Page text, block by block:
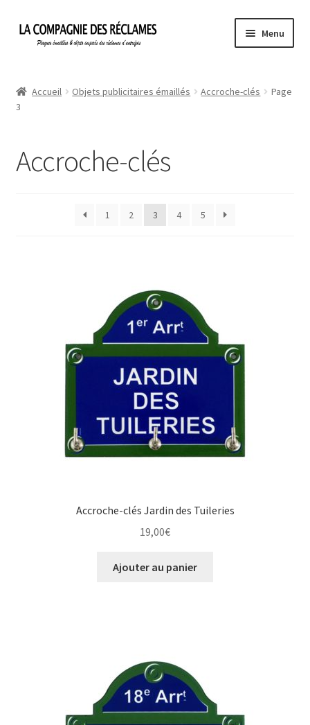
Aller
Aller
Menu
À propos de La Compagnie des Réclames
Politique de confidentialité
Une histoire de plaques émaillées
Accueil Objets publicitaires émaillés Accroche-clés
Page
3
Accroche-clés
1 2 3 4 5
Accroche-clés Jardin des Tuileries
19,00€
Ajouter au panier